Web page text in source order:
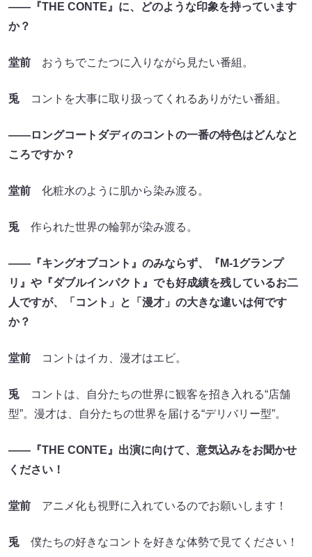
――『THE CONTE』に、どのような印象を持っています
か？
堂前 おうちでこたつに入りながら見たい番組。
兎 コントを大事に取り扱ってくれるありがたい番組。
――ロングコートダディのコントの一番の特色はどんなと
ころですか？
堂前 化粧水のように肌から染み渡る。
兎 作られた世界の輪郭が染み渡る。
――『キングオブコント』のみならず、『M-1グランプ
リ』や『ダブルインパクト』でも好成績を残しているお二
人ですが、「コント」と「漫才」の大きな違いは何です
か？
堂前 コントはイカ、漫才はエビ。
兎 コントは、自分たちの世界に観客を招き入れる“店舗
型”。漫才は、自分たちの世界を届ける“デリバリー型”。
――『THE CONTE』出演に向けて、意気込みをお聞かせ
ください！
堂前 アニメ化も視野に入れているのでお願いします！
兎 僕たちの好きなコントを好きな体勢で見てください！